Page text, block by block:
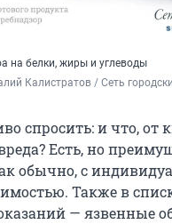
на белки, жиры и углеводы
Калистратов / Сеть
спросить: и что, от
Есть, но
обычно, с
Также в
— язвенные